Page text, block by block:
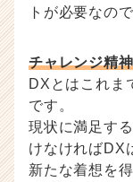
トが必要なの
チャレンジ精神
DXとはこれま
です。
現状に満足す
けなければDX
新たな着想を